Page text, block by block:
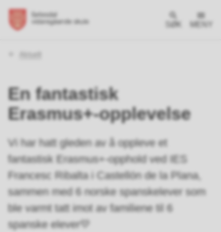
SØK MENY
Aktuelt
En fantastisk
Erasmus+-opplevelse
Vi har hatt gleden av å oppleve et
fantastisk Erasmus+-opphold ved IES
Francesc Ribalta i Castellón de la Plana,
sammen med 6 norske spanskelever som
ble varmt tatt imot av familiene til 6
spanske elever💛